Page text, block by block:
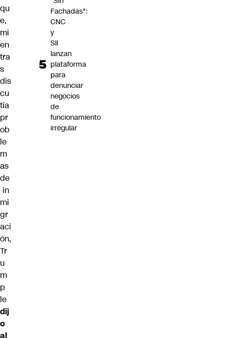
qu
e,
mi
en
tra
s
dis
cu
tía
pr
ob
le
m
as
de
in
mi
gr
aci
ón,
Tr
u
m
p
le
dij
o
al
Fachadas":
CNC
y
SII
lanzan
plataforma
para
denunciar
negocios
de
funcionamiento
irregular